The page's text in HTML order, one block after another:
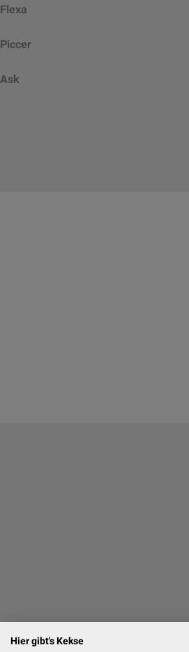
Flexa
Piccer
Ask
Hier gibt's Kekse